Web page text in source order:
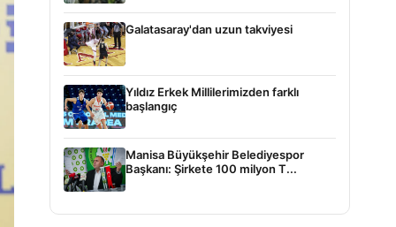
Galatasaray'dan uzun takviyesi
Yıldız Erkek Millilerimizden farklı
başlangıç
Manisa Büyükşehir Belediyespor
Başkanı: Şirkete 100 milyon T...